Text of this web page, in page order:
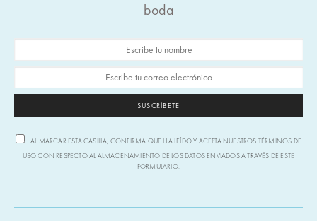
boda
SUSCRÍBETE
AL MARCAR ESTA CASILLA, CONFIRMA QUE HA LEÍDO Y ACEPTA NUESTROS TÉRMINOS DE
USO CON RESPECTO AL ALMACENAMIENTO DE LOS DATOS ENVIADOS A TRAVÉS DE ESTE
FORMULARIO.